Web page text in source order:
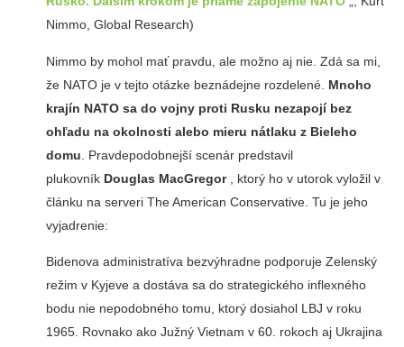
Nimmo, Global Research)
Nimmo by mohol mať pravdu, ale možno aj nie. Zdá sa mi,
že NATO je v tejto otázke beznádejne rozdelené. Mnoho
krajín NATO sa do vojny proti Rusku nezapojí bez
ohľadu na okolnosti alebo mieru nátlaku z Bieleho
domu . Pravdepodobnejší scenár predstavil
plukovník Douglas MacGregor, ktorý ho v utorok vyložil v
článku na serveri The American Conservative. Tu je jeho
vyjadrenie:
Bidenova administratíva bezvýhradne podporuje Zelenský
režim v Kyjeve a dostáva sa do strategického inflexného
bodu nie nepodobného tomu, ktorý dosiahol LBJ v roku
1965. Rovnako ako Južný Vietnam v 60. rokoch aj Ukrajina